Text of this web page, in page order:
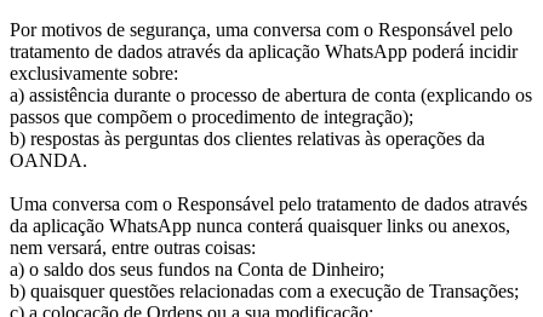
Por motivos de segurança, uma conversa com o Responsável pelo
tratamento de dados através da aplicação WhatsApp poderá incidir
exclusivamente sobre:
a) assistência durante o processo de abertura de conta (explicando os
passos que compõem o procedimento de integração);
b) respostas às perguntas dos clientes relativas às operações da
OANDA.
Uma conversa com o Responsável pelo tratamento de dados através
da aplicação WhatsApp nunca conterá quaisquer links ou anexos,
nem versará, entre outras coisas:
a) o saldo dos seus fundos na Conta de Dinheiro;
b) quaisquer questões relacionadas com a execução de Transações;
c) a colocação de Ordens ou a sua modificação;